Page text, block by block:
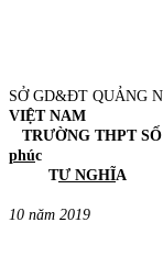
SỞ GD&ĐT QUẢNG
VIỆT NAM
TRƯỜNG
phúc
TƯ NGHĨA
10 năm 2019